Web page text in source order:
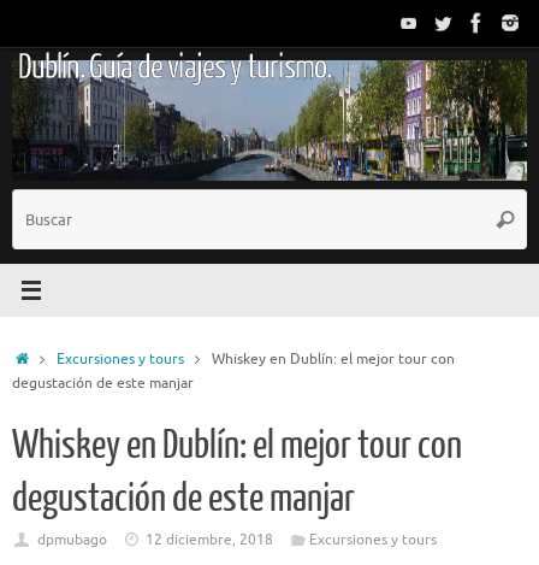
contenido
Dublín. Guía de viajes y turismo.
InicioExcursiones y tours
Whiskey en Dublín: el mejor tour con
degustación de este manjar
Whiskey en Dublín: el mejor tour con
degustación de este manjar
dpmubago 12 diciembre, 2018 Excursiones y tours